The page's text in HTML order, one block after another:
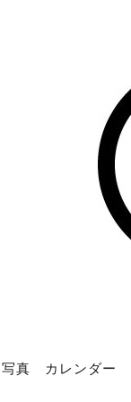
写真 カレンダー